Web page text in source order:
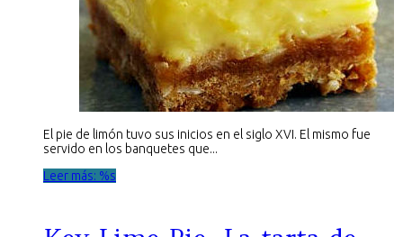
El pie de limón tuvo sus inicios en el siglo XVI. El mismo fue
servido en los banquetes que...
Leer más: %s